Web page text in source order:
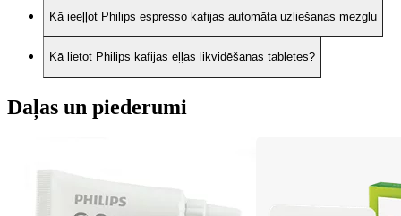
Kā ieeļļot Philips espresso kafijas automāta uzliešanas mezglu
Kā lietot Philips kafijas eļļas likvidēšanas tabletes?
Daļas un piederumi